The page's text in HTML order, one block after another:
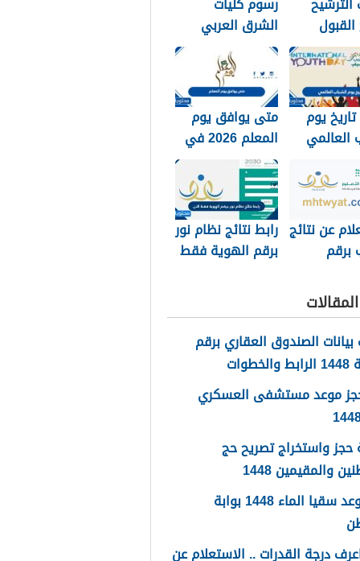
القبول
الملك خالد
الشرق العربي
1448 وكيفية
تسديد الرسوم
يوم
العالمي
متى يوافق يوم
المعلم 2026 في
جميع الدول
العربية
عن نتائج
برقم
رابط نتائج نظام نور
برقم الهوية فقط
الصندوق العقاري برقم
موعد مستشفى العسكري
حجز واستخراج تصريح حج
والمقيمين 1448
حجز موعد سقيا الماء 1448 بوابة
درجة القدرات .. الاستعلام عن